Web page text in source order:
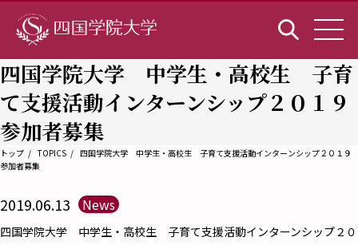
四国学院大学 中学生・高校生 子育
て支援活動インターンシップ２０１９
参加者募集
トップ TOPICS
四国学院大学 中学生・高校生 子育て支援活動インターンシップ２０１９
参加者募集
2019.06.13 News
四国学院大学 中学生・高校生 子育て支援活動インターンシップ２０